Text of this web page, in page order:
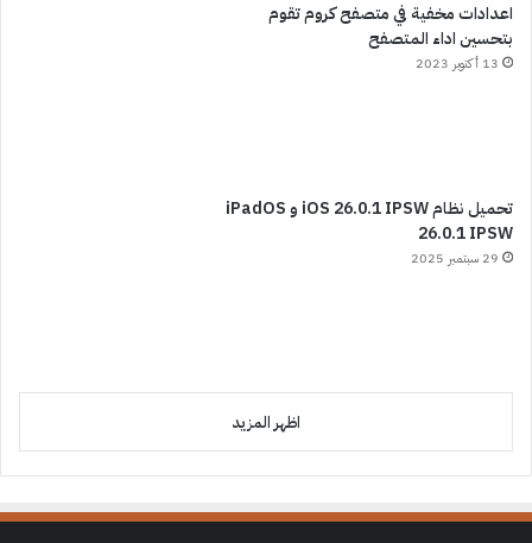
اعدادات مخفية في متصفح كروم تقوم
بتحسين اداء المتصفح
13 أكتوبر 2023
تحميل نظام iOS 26.0.1 IPSW و iPadOS
26.0.1 IPSW
29 سبتمبر 2025
اظهر المزيد